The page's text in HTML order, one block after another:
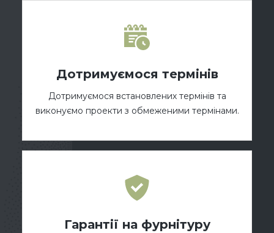
Дотримуємося термінів
Дотримуємося встановлених термінів та
виконуємо проекти з обмеженими термінами.
Гарантії на фурнітуру